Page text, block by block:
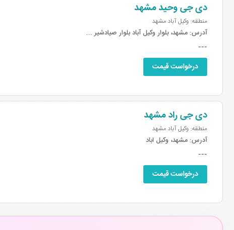
دی جی وحید مشهد
منطقه: وکیل آباد مشهد
آدرس:مشهد، بلوار وکیل آباد بلوار صیادشیر ...
---
درخواست قیمت
دی جی راد مشهد
منطقه: وکیل آباد مشهد
آدرس:مشهد، وکیل اباد
---
درخواست قیمت